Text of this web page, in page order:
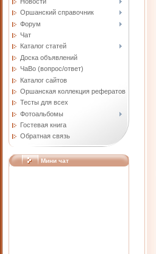
Оршанский справочник
Форум
Чат
Каталог статей
Доска объявлений
ЧаВо (вопрос/ответ)
Каталог сайтов
Оршанская коллекция рефератов
Тесты для всех
Фотоальбомы
Гостевая книга
Обратная связь
Мини чат